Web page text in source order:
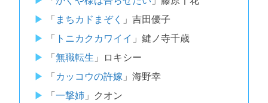
「 まちカドまぞく
」吉田優子
「
トニカクカワイイ 」鍵ノ寺千歳
「 無職転生 」ロキシー
「 カッコウの許嫁」海野幸
「 一撃姉」クオン